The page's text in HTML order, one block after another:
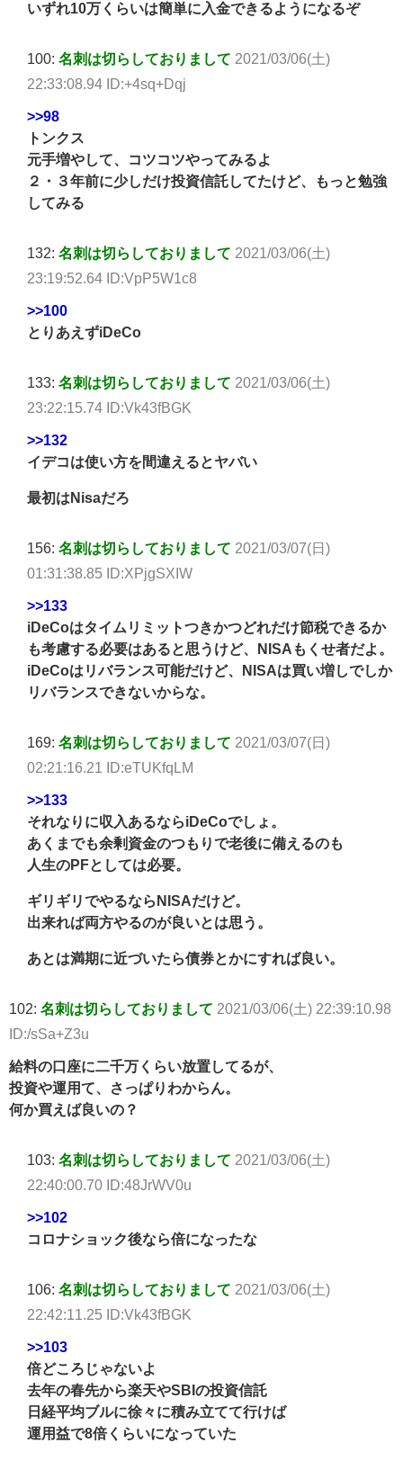
いずれ10万くらいは簡単に入金できるようになるぞ
100: 名刺は切らしておりまして 2021/03/06(土)
22:33:08.94 ID:+4sq+Dqj
>>98
トンクス
元手増やして、コツコツやってみるよ
２・３年前に少しだけ投資信託してたけど、もっと勉強
してみる
132: 名刺は切らしておりまして 2021/03/06(土)
23:19:52.64 ID:VpP5W1c8
>>100
とりあえずiDeCo
133: 名刺は切らしておりまして 2021/03/06(土)
23:22:15.74 ID:Vk43fBGK
>>132
イデコは使い方を間違えるとヤバい
最初はNisaだろ
156: 名刺は切らしておりまして 2021/03/07(日)
01:31:38.85 ID:XPjgSXIW
>>133
iDeCoはタイムリミットつきかつどれだけ節税できるか
も考慮する必要はあると思うけど、NISAもくせ者だよ。
iDeCoはリバランス可能だけど、NISAは買い増しでしか
リバランスできないからな。
169: 名刺は切らしておりまして 2021/03/07(日)
02:21:16.21 ID:eTUKfqLM
>>133
それなりに収入あるならiDeCoでしょ。
あくまでも余剰資金のつもりで老後に備えるのも
人生のPFとしては必要。
ギリギリでやるならNISAだけど。
出来れば両方やるのが良いとは思う。
あとは満期に近づいたら債券とかにすれば良い。
102: 名刺は切らしておりまして 2021/03/06(土) 22:39:10.98
ID:/sSa+Z3u
給料の口座に二千万くらい放置してるが、
投資や運用て、さっぱりわからん。
何か買えば良いの？
103: 名刺は切らしておりまして 2021/03/06(土)
22:40:00.70 ID:48JrWV0u
>>102
コロナショック後なら倍になったな
106: 名刺は切らしておりまして 2021/03/06(土)
22:42:11.25 ID:Vk43fBGK
>>103
倍どころじゃないよ
去年の春先から楽天やSBIの投資信託
日経平均ブルに徐々に積み立てて行けば
運用益で8倍くらいになっていた